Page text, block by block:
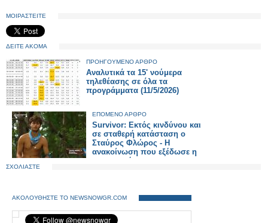
ΜΟΙΡΑΣΤΕΙΤΕ
ΔΕΙΤΕ ΑΚΟΜΑ
ΠΡΟΗΓΟΥΜΕΝΟ ΑΡΘΡΟ
Αναλυτικά τα 15' νούμερα
τηλεθέασης σε όλα τα
προγράμματα (11/5/2026)
ΕΠΟΜΕΝΟ ΑΡΘΡΟ
Survivor: Εκτός κινδύνου και
σε σταθερή κατάσταση ο
Σταύρος Φλώρος - Η
ανακοίνωση που εξέδωσε η
παραγωγή
ΣΧΟΛΙΑΣΤΕ
ΑΚΟΛΟΥΘΗΣΤΕ ΤΟ NEWSNOWGR.COM